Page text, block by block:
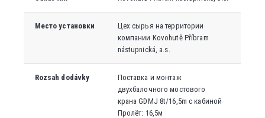
Место установки
Цех сырья на территории
компании Kovohutě Příbram
nástupnická, a.s.
Rozsah dodávky
Поставка и монтаж
двухбалочного мостового
крана GDMJ 8t/16,5m с кабиной
Пролёт: 16,5м